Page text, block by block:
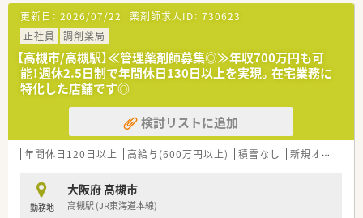
≪システム化が進んでいます！≫
■業務効率化の為、自社開発をした全店舗共通の調剤システムを
導入しています。
最新の情報や現場で働く薬剤師の声をもとに随時更新していま
す！
■調剤機器に関しましても、応需している処方箋の傾向に合わせ
て薬局ごとに必要な調剤機器の積極的な導入をおこなっていま
す。
■監査システムやコンプライアンス研修など、働く従業員の方た
ちが安心して業務できるようなサポートが整っています。
～～研修制度・キャリアパス～～
■独自の研修システムを活用し、効率的かつ効果的なスキルアッ
プを支援する制度が整っております
■カフェテリア研修や社内学術大会などその方が目指す社会人
像に合わせた学ぶ環境が充実◎
■大学と提携し、がん･高齢者医療など最新の知識修得をした専
門性の高い薬剤師様の育成にも注力されています
┗がんや糖尿病など疾患別の専門性を高めた専門薬剤師(社内認
定制度)としてのキャリアがございます
■現場薬剤師以外にも薬局運営や薬局経営といったマネージャ
■ご希望であれば、人事、教育にも携われることが出来ます
～～福利厚生・休暇制度～～
更新日： 2026/07/22 薬剤師求人ID： 730623
正社員
調剤薬局
【高槻市/高槻駅】≪管理薬剤師募集◎≫年収700万円も可
能！週休2.5日制で年間休日130日以上を実現。在宅業務に
特化した店舗です◎
検討リストに追加
年間休日120日以上 高給与(600万円以上) 積雪なし 新規オープン
勤務地
大阪府 高槻市
高槻駅 (JR東海道本線)